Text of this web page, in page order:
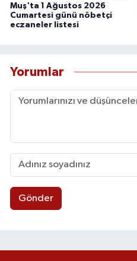
Muş'ta 1 Ağustos 2026
Cumartesi günü nöbetçi
eczaneler listesi
Yorumlar
Gönder